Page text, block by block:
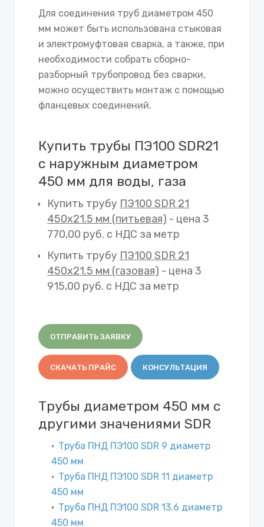
Для соединения труб диаметром 450
мм может быть использована стыковая
и электромуфтовая сварка, а также, при
необходимости собрать сборно-
разборный трубопровод без сварки,
можно осуществить монтаж с помощью
фланцевых соединений.
Купить трубы ПЭ100 SDR21
с наружным диаметром
450 мм для воды, газа
Купить трубу ПЭ100 SDR 21
450х21.5 мм (питьевая) - цена 3
770,00 руб. с НДС за метр
Купить трубу ПЭ100 SDR 21
450х21.5 мм (газовая) - цена 3
915,00 руб. с НДС за метр
ОТПРАВИТЬ ЗАЯВКУ
СКАЧАТЬ ПРАЙС КОНСУЛЬТАЦИЯ
Трубы диаметром 450 мм с
другими значениями SDR
Труба ПНД ПЭ100 SDR 9 диаметр
450 мм
Труба ПНД ПЭ100 SDR 11 диаметр
450 мм
Труба ПНД ПЭ100 SDR 13.6 диаметр
450 мм